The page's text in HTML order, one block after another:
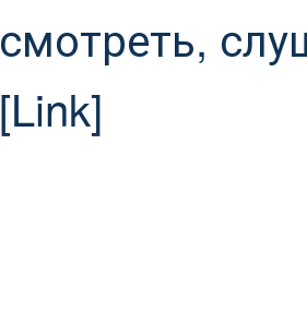
смотреть,
[Link]